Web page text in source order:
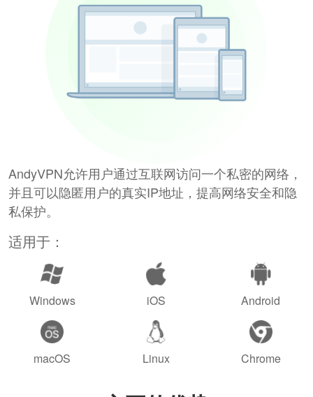
AndyVPN允许用户通过互联网访问一个私密的网络，
并且可以隐匿用户的真实IP地址，提高网络安全和隐
私保护。
适用于：
Windows iOS Android
macOS Linux Chrome